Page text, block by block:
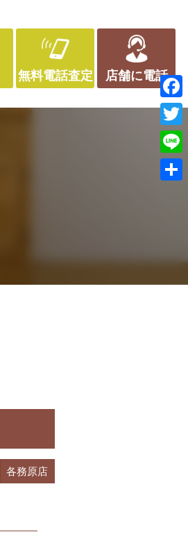
無料電話査定 店舗に電話
各務原店
Line